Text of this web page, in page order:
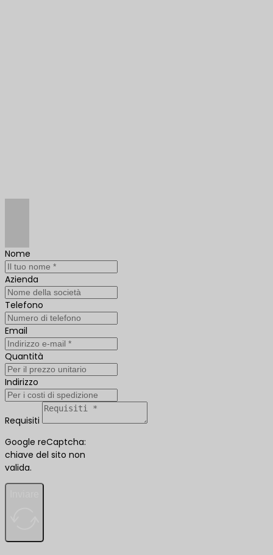
Nome
Azienda
Telefono
Email
Quantità
Indirizzo
Requisiti
Google reCaptcha:
chiave del sito non
valida.